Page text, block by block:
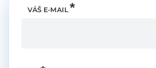
VÁŠ E-MAIL